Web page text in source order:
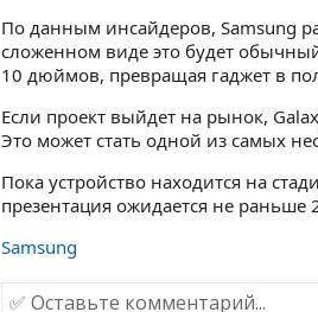
По данным инсайдеров, Samsung
сложенном виде это будет
10 дюймов, превращая гаджет в
Если проект выйдет на рынок,
Это может стать одной из самых
Пока устройство находится на
презентация ожидается не раньше
Samsung